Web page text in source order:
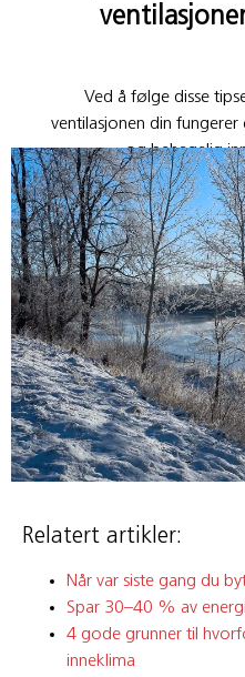
Ved å følge disse
ventilasjonen din
og behagelig
Relatert artikler:
Når var siste gang du
Spar 30–40 % av
4 gode grunner til
inneklima